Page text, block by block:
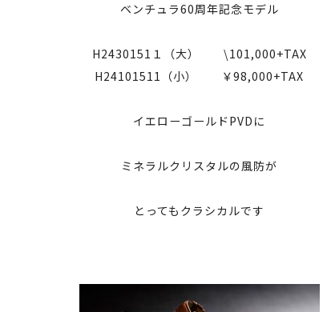
ベンチュラ60周年記念モデル
H2430151１（大） \101,000+TAX
H24101511（小） ￥98,000+TAX
イエローゴールドPVDに
ミネラルクリスタルの風防が
とってもクラシカルです